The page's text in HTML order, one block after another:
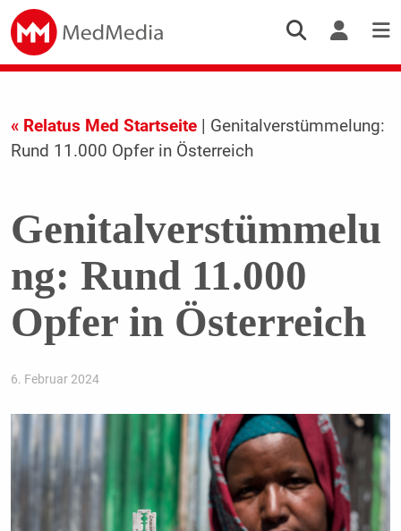
« Relatus Med Startseite| Genitalverstümmelung:
Rund 11.000 Opfer in Österreich
Genitalverstümmelu
ng: Rund 11.000
Opfer in Österreich
6. Februar 2024